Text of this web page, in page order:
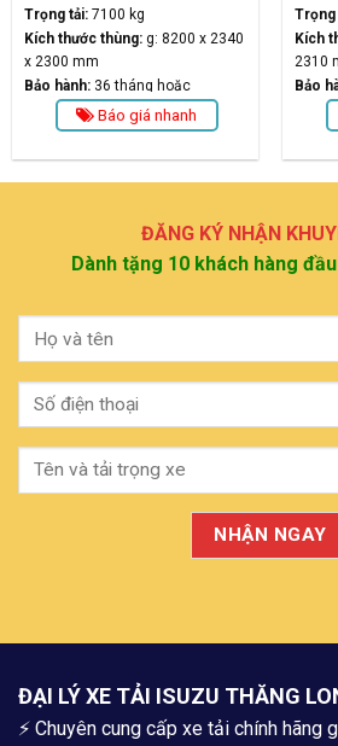
Trọng tải:7100 kg
Kích thước thùng:g: 8200 x 2340
x 2300 mm
Bảo hành: 36 tháng hoặc
100.000kmBáo giá nhanh
Trọng
Kích
2310
Bảo
ĐĂNG KÝ NHẬN
Dành tặng 10 khách hàng
ĐẠI LÝ XE TẢI ISUZU THĂNG
⚡ Chuyên cung cấp xe tải chính hãng